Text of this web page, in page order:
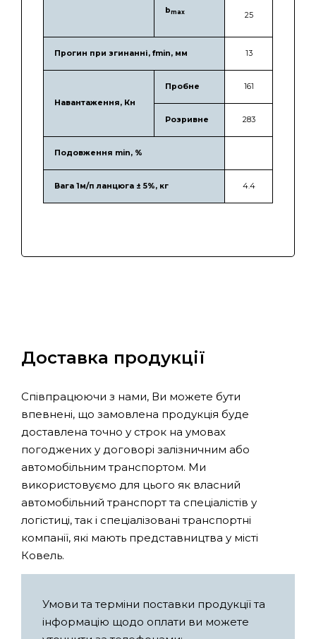
bmax 25
Прогин при згинанні, fmin, мм 13
Навантаження, Кн
Пробне 161
Розривне 283
Подовження min, %
Вага 1м/п ланцюга ± 5%, кг 4.4
Доставка продукції
Співпрацюючи з нами, Ви можете бути
впевнені, що замовлена продукція буде
доставлена точно у строк на умовах
погоджених у договорі залізничним або
автомобільним транспортом. Ми
використовуємо для цього як власний
автомобільний транспорт та спеціалістів у
логістиці, так і спеціалізовані транспортні
компанії, які мають представництва у місті
Ковель.
Умови та терміни поставки продукції та
інформацію щодо оплати ви можете